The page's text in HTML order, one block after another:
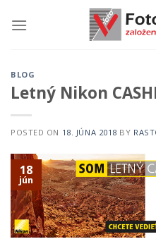
BLOG
Letný Nikon
POSTED ON 18. JÚNA 2018 BY
18
jún